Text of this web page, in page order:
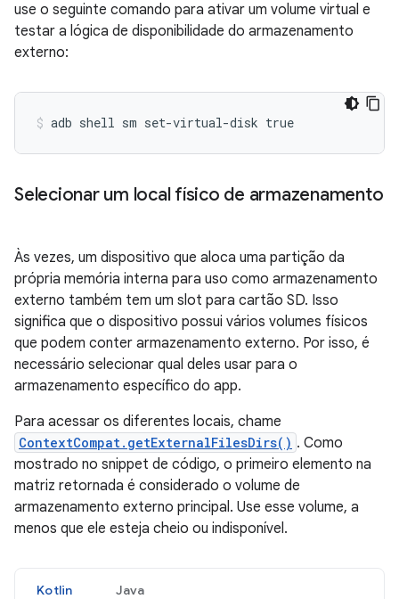
use o seguinte comando para ativar um volume virtual e
testar a lógica de disponibilidade do armazenamento
externo:
Selecionar um local físico de armazenamento
Às vezes, um dispositivo que aloca uma partição da
própria memória interna para uso como armazenamento
externo também tem um slot para cartão SD. Isso
significa que o dispositivo possui vários volumes físicos
que podem conter armazenamento externo. Por isso, é
necessário selecionar qual deles usar para o
armazenamento específico do app.
Para acessar os diferentes locais, chame
ContextCompat.getExternalFilesDirs() . Como
mostrado no snippet de código, o primeiro elemento na
matriz retornada é considerado o volume de
armazenamento externo principal. Use esse volume, a
menos que ele esteja cheio ou indisponível.
Kotlin Java